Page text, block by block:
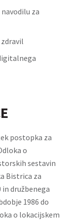
za
postopka za
o
sestavin
Bistrica za
družbenega
1986 do
o lokacijskem